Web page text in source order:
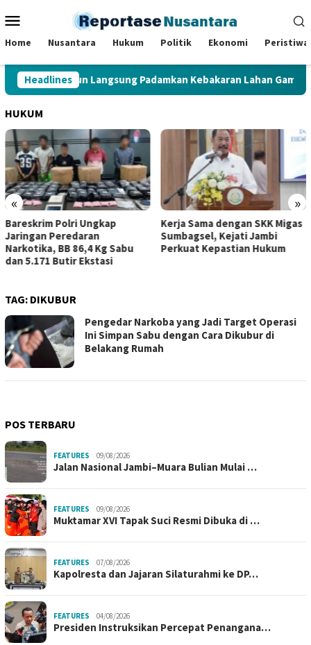
ke
Mobile
Home Nusantara Hukum Politik Ekonomi Peristiwa
Headlines
Haris Terjun Langsung Padamkan Kebakaran Lahan Gambut
HUKUM
« »
Bareskrim Polri Ungkap
Jaringan Peredaran
Narkotika, BB 86,4 Kg Sabu
dan 5.171 Butir Ekstasi
Kerja Sama dengan SKK Migas
Sumbagsel, Kejati Jambi
Perkuat Kepastian Hukum
TAG: DIKUBUR
Pengedar Narkoba yang Jadi Target Operasi
Ini Simpan Sabu dengan Cara Dikubur di
Belakang Rumah
POS TERBARU
FEATURES 09/08/2026
Jalan Nasional Jambi–Muara Bulian Mulai …
FEATURES 09/08/2026
Muktamar XVI Tapak Suci Resmi Dibuka di …
FEATURES 07/08/2026
Kapolresta dan Jajaran Silaturahmi ke DP…
FEATURES 04/08/2026
Presiden Instruksikan Percepat Penangana…